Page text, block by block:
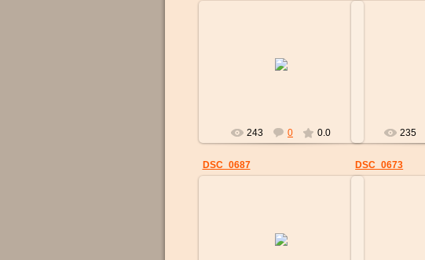
243 0 0.0 235
DSC_0687 DSC_0673